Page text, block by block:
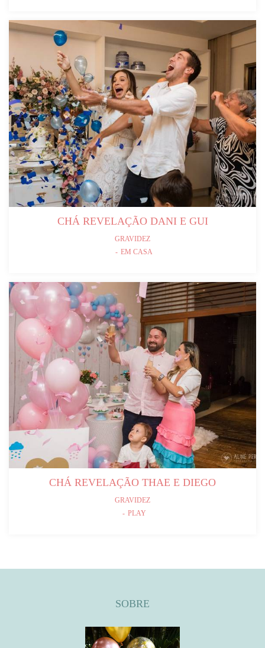
CHÁ REVELAÇÃO DANI E GUI
GRAVIDEZ
EM CASA
CHÁ REVELAÇÃO THAE E DIEGO
GRAVIDEZ
PLAY
SOBRE